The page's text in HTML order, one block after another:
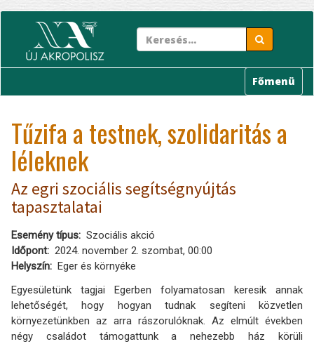
tartalomra
Főmenü
Tűzifa a testnek, szolidaritás a
léleknek
Az egri szociális segítségnyújtás
tapasztalatai
Esemény típus
Szociális akció
Időpont
2024. november 2. szombat, 00:00
Helyszín
Eger és környéke
Egyesületünk tagjai Egerben folyamatosan keresik annak
lehetőségét, hogy hogyan tudnak segíteni közvetlen
környezetünkben az arra rászorulóknak. Az elmúlt években
négy családot támogattunk a nehezebb ház körüli